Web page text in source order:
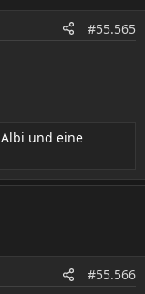
#55.565
Albi und eine
#55.566